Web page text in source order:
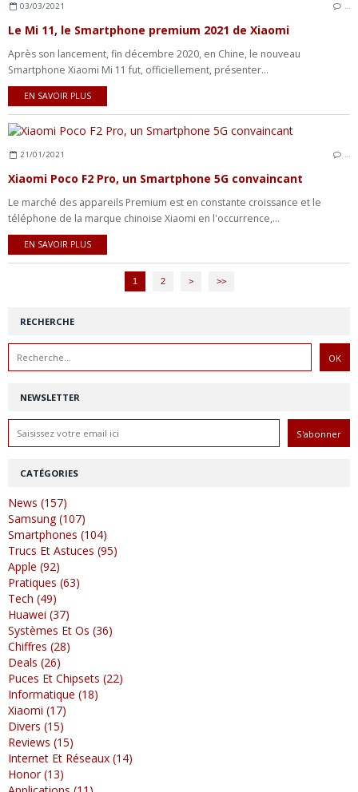
03/03/2021 …
Le Mi 11, le Smartphone premium 2021 de Xiaomi
Après son lancement, fin décembre 2020, en Chine, le nouveau
Smartphone Xiaomi Mi 11 fut, officiellement, présenter...
EN SAVOIR PLUS
21/01/2021 …
Xiaomi Poco F2 Pro, un Smartphone 5G convaincant
Le marché des appareils Premium est en constante croissance et le
téléphone de la marque chinoise Xiaomi en l'occurrence,...
EN SAVOIR PLUS
1 2 > >>
NEWSLETTER
RECHERCHE
CATÉGORIES
News (157)
Samsung (107)
Smartphones (104)
Trucs Et Astuces (95)
Apple (92)
Pratiques (63)
Tech (49)
Huawei (37)
Systèmes Et Os (36)
Chiffres (28)
Deals (26)
Puces Et Chipsets (22)
Informatique (18)
Xiaomi (17)
Divers (15)
Reviews (15)
Internet Et Réseaux (14)
Honor (13)